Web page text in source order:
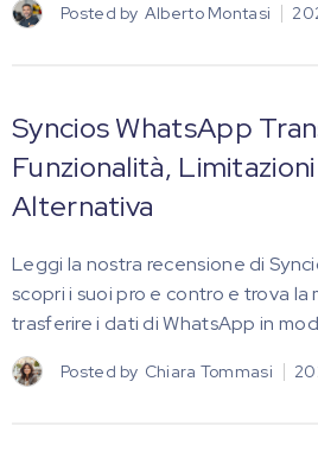
Posted by Alberto Montasi
Syncios WhatsApp
Funzionalità,
Alternativa
Leggi la nostra recensione di
scopri i suoi pro e contro e trova
trasferire i dati di WhatsApp in
Posted by Chiara Tommasi